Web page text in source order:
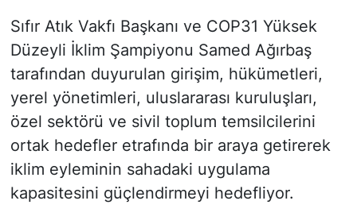
Sıfır Atık Vakfı Başkanı ve COP31 Yüksek
Düzeyli İklim Şampiyonu Samed Ağırbaş
tarafından duyurulan girişim, hükümetleri,
yerel yönetimleri, uluslararası kuruluşları,
özel sektörü ve sivil toplum temsilcilerini
ortak hedefler etrafında bir araya getirerek
iklim eyleminin sahadaki uygulama
kapasitesini güçlendirmeyi hedefliyor.